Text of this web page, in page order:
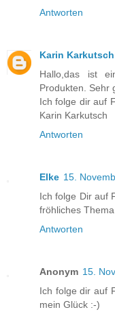
Antworten
Karin Karkutsch
Hallo,das ist
Produkten. Sehr
Ich folge dir auf
Karin Karkutsch
Antworten
Elke 15.
Ich folge Dir auf
fröhliches
Antworten
Anonym 15.
Ich folge dir auf
mein Glück :-)